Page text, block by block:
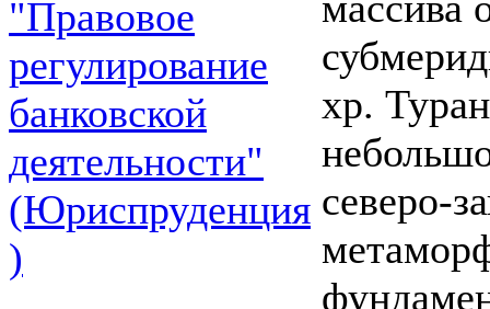
"Правовое
регулирование
банковской
деятельности"
(Юриспруденция
)
хр.
северо-